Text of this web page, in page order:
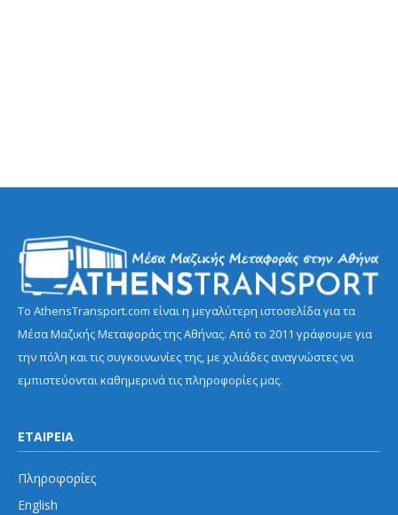
Το AthensTransport.com είναι η μεγαλύτερη ιστοσελίδα για τα
Μέσα Μαζικής Μεταφοράς της Αθήνας. Από το 2011 γράφουμε για
την πόλη και τις συγκοινωνίες της, με χιλιάδες αναγνώστες να
εμπιστεύονται καθημερινά τις πληροφορίες μας.
ΕΤΑΙΡΕΙΑ
Πληροφορίες
English